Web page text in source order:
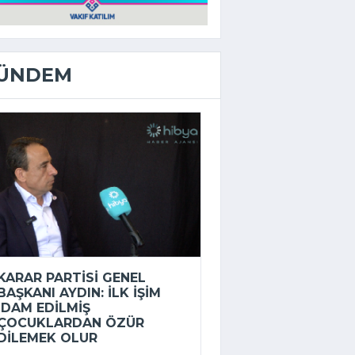
PARTISI GENEL
AYDIN: İLK IŞIM
EDILMIŞ
ÖZÜR
OLUR